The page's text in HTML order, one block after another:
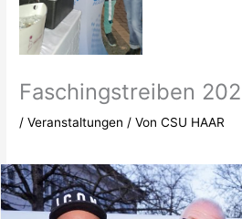
Faschingstreiben
/Veranstaltungen / VonCSU HAAR